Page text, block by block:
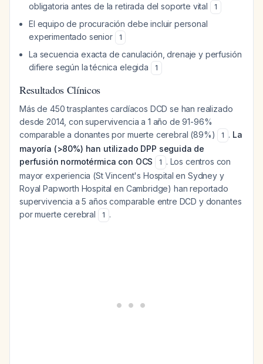
obligatoria antes de la retirada del soporte vital
1
El equipo de procuración debe incluir personal
experimentado senior
1
La secuencia exacta de canulación, drenaje y perfusión
difiere según la técnica elegida
1
Resultados Clínicos
Más de 450 trasplantes cardíacos DCD se han realizado
desde 2014, con supervivencia a 1 año de 91-96%
comparable a donantes por muerte cerebral (89%)
1 . La
mayoría (>80%) han utilizado DPP seguida de
perfusión normotérmica con OCS
1 . Los centros con
mayor experiencia (St Vincent's Hospital en Sydney y
Royal Papworth Hospital en Cambridge) han reportado
supervivencia a 5 años comparable entre DCD y donantes
por muerte cerebral
1 .